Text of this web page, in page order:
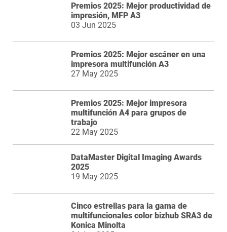
Premios 2025: Mejor productividad de
impresión, MFP A3
03 Jun 2025
Premios 2025: Mejor escáner en una
impresora multifunción A3
27 May 2025
Premios 2025: Mejor impresora
multifunción A4 para grupos de
trabajo
22 May 2025
DataMaster Digital Imaging Awards
2025
19 May 2025
Cinco estrellas para la gama de
multifuncionales color bizhub SRA3 de
Konica Minolta